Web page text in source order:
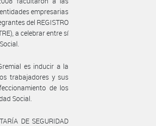
empresarias
del REGISTRO
a celebrar entre sí
es inducir a la
trabajadores y sus
de los
Social.
DE SEGURIDAD